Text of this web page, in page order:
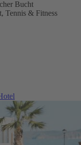
Bucht
Tennis & Fitness